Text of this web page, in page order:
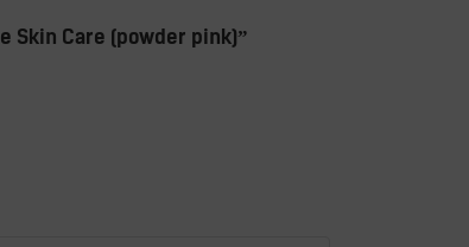
Skin Care (powder pink)”